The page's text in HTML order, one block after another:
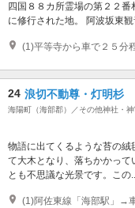
四国８８カ所霊場の第２２
に修行された地。 阿波坂東観
(1)平等寺から車で２５分
24 浪切不動尊・灯明杉
海陽町（海部郡）／その他神社・
物語に出てくるような苔の
て大木となり、落ちかかっ
とも不思議な光景です。この
(1)阿佐東線「海部駅」→